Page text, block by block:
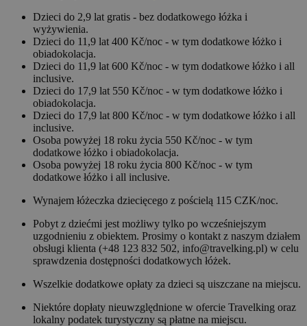
Dzieci do 2,9 lat gratis - bez dodatkowego łóżka i
wyżywienia.
Dzieci do 11,9 lat 400 Kč/noc - w tym dodatkowe łóżko i
obiadokolacja.
Dzieci do 11,9 lat 600 Kč/noc - w tym dodatkowe łóżko i all
inclusive.
Dzieci do 17,9 lat 550 Kč/noc - w tym dodatkowe łóżko i
obiadokolacja.
Dzieci do 17,9 lat 800 Kč/noc - w tym dodatkowe łóżko i all
inclusive.
Osoba powyżej 18 roku życia 550 Kč/noc - w tym
dodatkowe łóżko i obiadokolacja.
Osoba powyżej 18 roku życia 800 Kč/noc - w tym
dodatkowe łóżko i all inclusive.
Wynajem łóżeczka dziecięcego z pościelą 115 CZK/noc.
Pobyt z dziećmi jest możliwy tylko po wcześniejszym
uzgodnieniu z obiektem. Prosimy o kontakt z naszym działem
obsługi klienta (+48 123 832 502, info@travelking.pl) w celu
sprawdzenia dostępności dodatkowych łóżek.
Wszelkie dodatkowe opłaty za dzieci są uiszczane na miejscu.
Niektóre dopłaty nieuwzględnione w ofercie Travelking oraz
lokalny podatek turystyczny są płatne na miejscu.